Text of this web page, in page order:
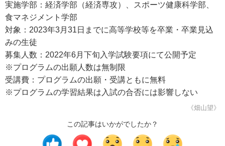
実施学部：経済学部（経済専攻）、スポーツ健康科学部、
食マネジメント学部
対象：2023年3月31日までに高等学校等を卒業・卒業見込
みの生徒
募集人数：2022年6月下旬入学試験要項にて公開予定
※プログラムの出願人数は無制限
受講費：プログラムの出願・受講ともに無料
※プログラムの学習結果は入試の合否には影響しない
《畑山望》
この記事はいかがでしたか？